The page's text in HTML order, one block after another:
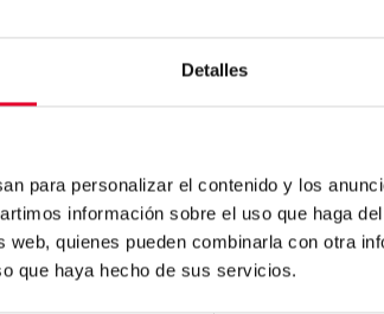
Detalles
para personalizar el contenido y los
información sobre el uso que haga
quienes pueden combinarla con otra
que haya hecho de sus servicios.
necesarias para el normal
haya consentido su instalación.
DE DATOS
Se trata de un servicio de análisis
es prestado por Google Ireland